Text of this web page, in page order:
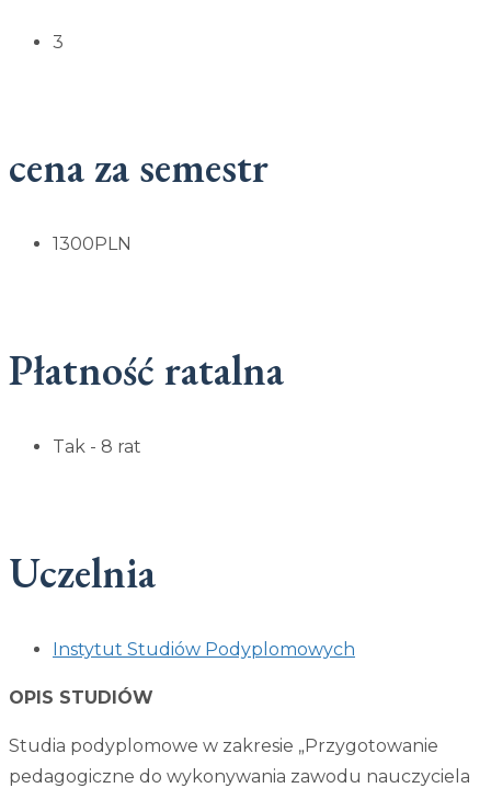
3
cena za semestr
1300PLN
Płatność ratalna
Tak - 8 rat
Uczelnia
Instytut Studiów Podyplomowych
OPIS STUDIÓW
Studia podyplomowe w zakresie „Przygotowanie
pedagogiczne do wykonywania zawodu nauczyciela